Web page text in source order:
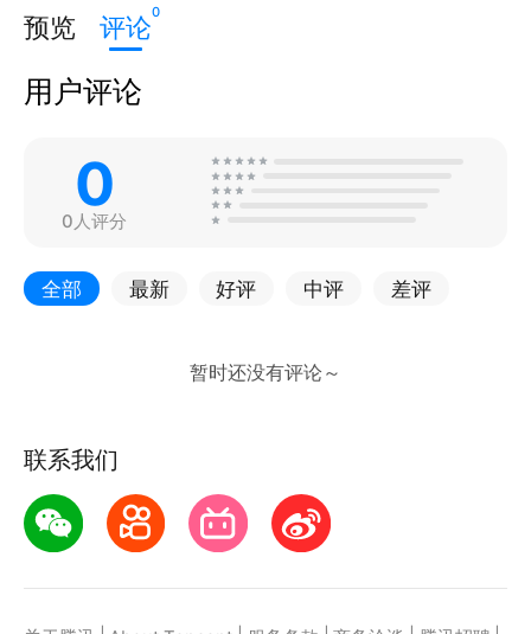
预览 评论0
用户评论
0
0人评分
全部 最新 好评 中评 差评
联系我们